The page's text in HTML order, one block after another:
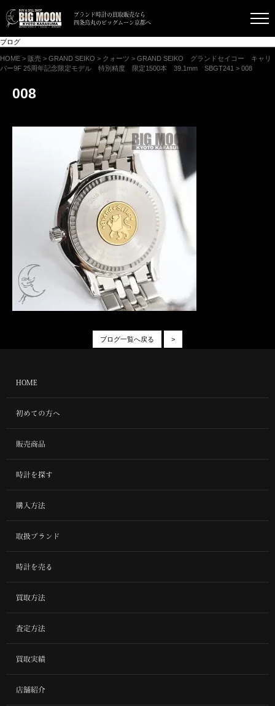
ブランド時計の買取販売なら
四条烏丸のビッグムーン京都へ
ブログ
HOME > 販売 > GRAND SEIKO > クォーツ > GRAND SEIKO グランドセイコー キャリ
バー9F 25周年記念限定モデル 特別精度 限定1500本 39.1mm SBGT241 > 008
008
>
ブログ一覧へ戻る
HOME
初めての方へ
販売商品
時計を探す
購入方法
取扱ブランド
時計を売る
買取方法
査定方法
買取実績
店舗紹介